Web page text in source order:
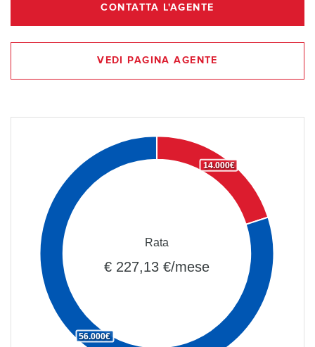
CONTATTA L'AGENTE
VEDI PAGINA AGENTE
14.000€
56.000€
Rata
€ 227,13 €/mese